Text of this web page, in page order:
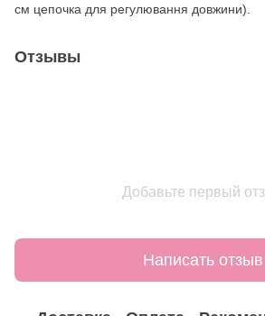
см цепочка для регулювання довжини).
Отзывы
Добавьте первый
Написать отзыв